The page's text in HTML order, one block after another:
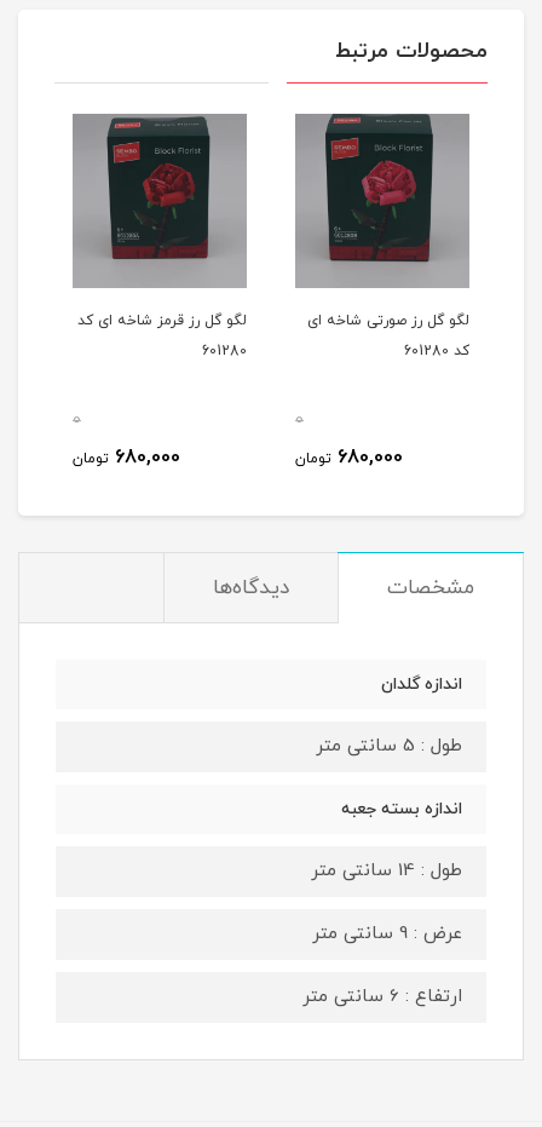
محصولات مرتبط
لگو گل رز صورتی شاخه ای
کد 601280
0
680,000 تومان
لگو گل رز قرمز شاخه ای کد
601280
0
680,000 تومان
مشخصات دیدگاه‌ها
اندازه گلدان
طول : 5 سانتی متر
اندازه بسته جعبه
طول : 14 سانتی متر
عرض : 9 سانتی متر
ارتفاع : 6 سانتی متر